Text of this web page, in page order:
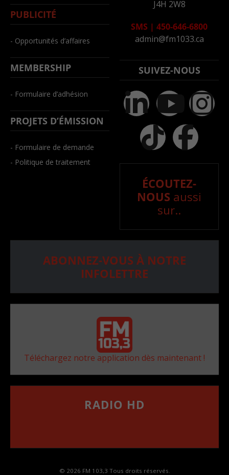
PUBLICITÉ
- Opportunités d’affaires
MEMBERSHIP
- Formulaire d’adhésion
PROJETS D’ÉMISSION
- Formulaire de demande
- Politique de traitement
J4H 2W8
SMS | 450-646-6800
admin@fm1033.ca
SUIVEZ-NOUS
ÉCOUTEZ-
NOUS aussi
sur..
ABONNEZ-VOUS À NOTRE
INFOLETTRE
Téléchargez notre application dès maintenant !
RADIO HD
© 2026 FM 103,3 Tous droits réservés.